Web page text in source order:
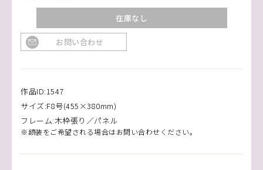
在庫なし
お問い合わせ
作品ID:1547
サイズ:F8号(455×380mm)
フレーム:木枠張り／パネル
※額装をご希望される場合はお問い合わせください。